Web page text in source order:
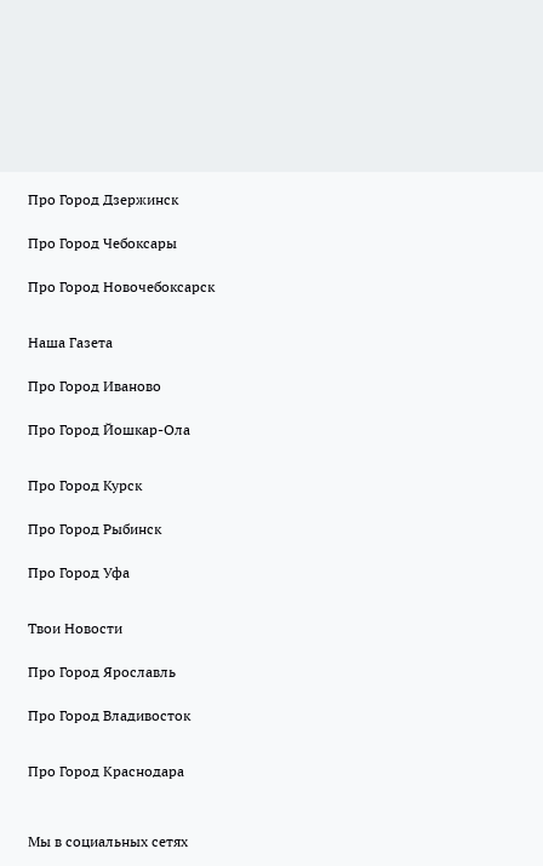
Про Город Дзержинск
Про Город Чебоксары
Про Город Новочебоксарск
Наша Газета
Про Город Иваново
Про Город Йошкар-Ола
Про Город Курск
Про Город Рыбинск
Про Город Уфа
Твои Новости
Про Город Ярославль
Про Город Владивосток
Про Город Краснодара
Мы в социальных сетях